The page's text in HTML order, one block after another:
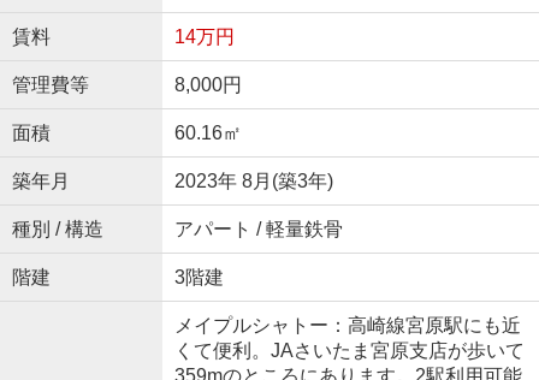
賃料 14万円
管理費等 8,000円
面積 60.16㎡
築年月 2023年 8月(築3年)
種別 / 構造 アパート / 軽量鉄骨
階建 3階建
メイプルシャトー：高崎線宮原駅にも近
くて便利。JAさいたま宮原支店が歩いて
359mのところにあります。2駅利用可能